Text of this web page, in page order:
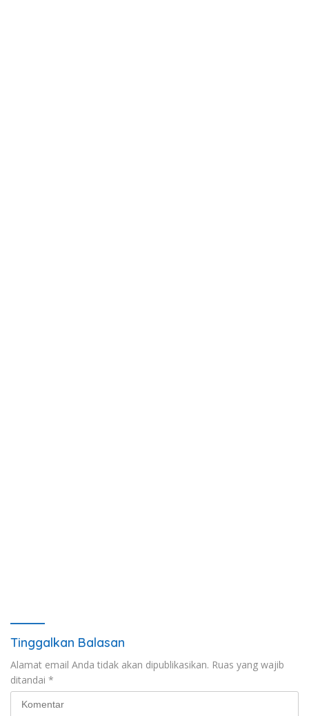
Tinggalkan Balasan
Alamat email Anda tidak akan dipublikasikan. Ruas yang wajib
ditandai *